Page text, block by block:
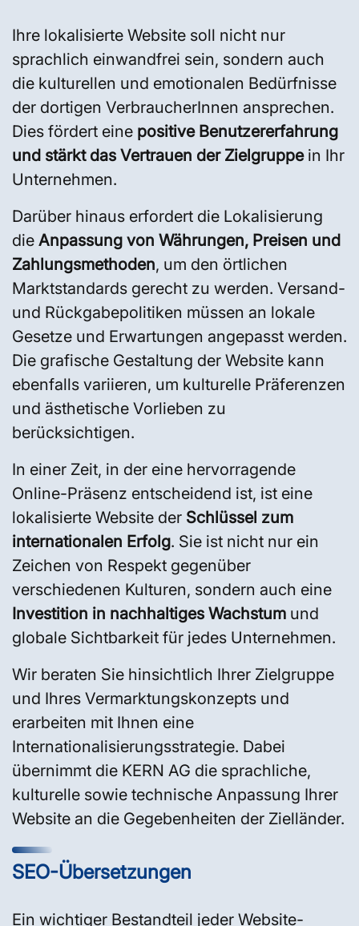
Ihre lokalisierte Website soll nicht nur
sprachlich einwandfrei sein, sondern auch
die kulturellen und emotionalen Bedürfnisse
der dortigen VerbraucherInnen ansprechen.
Dies fördert eine positive Benutzererfahrung
und stärkt das Vertrauen der Zielgruppein Ihr
Unternehmen.
Darüber hinaus erfordert die Lokalisierung
die Anpassung von Währungen, Preisen und
Zahlungsmethoden, um den örtlichen
Marktstandards gerecht zu werden. Versand-
und Rückgabepolitiken müssen an lokale
Gesetze und Erwartungen angepasst werden.
Die grafische Gestaltung der Website kann
ebenfalls variieren, um kulturelle Präferenzen
und ästhetische Vorlieben zu
berücksichtigen.
In einer Zeit, in der eine hervorragende
Online-Präsenz entscheidend ist, ist eine
lokalisierte Website der Schlüssel zum
internationalen Erfolg. Sie ist nicht nur ein
Zeichen von Respekt gegenüber
verschiedenen Kulturen, sondern auch eine
Investition in nachhaltiges Wachstum und
globale Sichtbarkeit für jedes Unternehmen.
Wir beraten Sie hinsichtlich Ihrer Zielgruppe
und Ihres Vermarktungskonzepts und
erarbeiten mit Ihnen eine
Internationalisierungsstrategie. Dabei
übernimmt die KERN AG die sprachliche,
kulturelle sowie technische Anpassung Ihrer
Website an die Gegebenheiten der Zielländer.
SEO-Übersetzungen
Ein wichtiger Bestandteil jeder Website-